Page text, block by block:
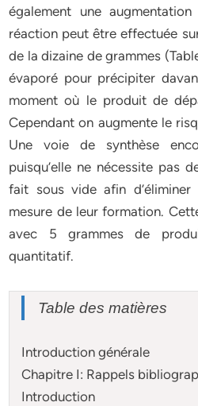
également une
réaction peut être effectuée
de la dizaine de grammes
évaporé pour précipiter
moment où le produit de
Cependant on augmente le
Une voie de synthèse
puisqu’elle ne nécessite pas
fait sous vide afin
mesure de leur formation.
avec 5 grammes de
quantitatif.
Table des matières
Introduction générale
Chapitre I: Rappels
Introduction